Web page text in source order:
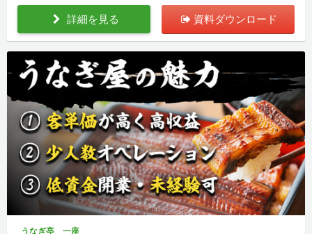
詳細を見る 資料ダウンロード
うなぎ亭 一座